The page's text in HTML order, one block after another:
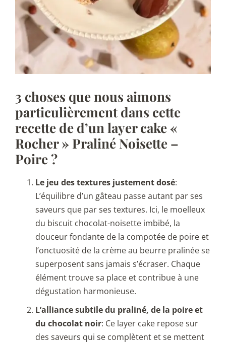
3 choses que nous aimons
particulièrement dans cette
recette de d’unlayer cake «
Rocher » Praliné Noisette –
Poire?
Le jeu des textures justement dosé:
L’équilibre d’un gâteau passe autant par ses
saveurs que par ses textures. Ici, le moelleux
du biscuit chocolat-noisette imbibé, la
douceur fondante de la compotée de poire et
l’onctuosité de la crème au beurre pralinée se
superposent sans jamais s’écraser. Chaque
élément trouve sa place et contribue à une
dégustation harmonieuse.
L’alliance subtile du praliné, de la poire et
du chocolat noir: Ce layer cake repose sur
des saveurs qui se complètent et se mettent